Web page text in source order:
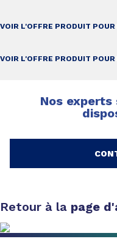
VOIR L'OFFRE PRODUIT
VOIR L'OFFRE PRODUIT POUR
Nos
Retour à la page